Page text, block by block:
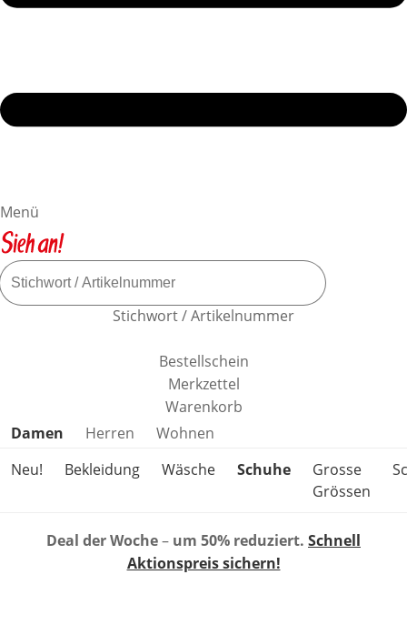
Menü
Stichwort / Artikelnummer
Bestellschein
Merkzettel
Warenkorb
Produktkategorien überspringen
Damen Herren
Wohnen
Neu!
Bekleidung Wäsche Schuhe
Grosse
Grössen
Deal der Woche– um 50% reduziert. Schnell
Aktionspreis sichern!